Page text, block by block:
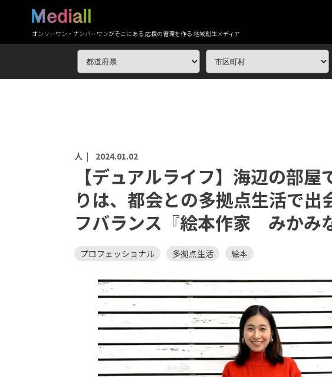
オンリーワン・ナンバーワンがそこにある 応援の循環を作る 地域創生メディア
人 | 2024.01.02
【デュアルライフ】海辺の部屋
りは、都会との多拠点生活で出
フバランス『絵本作家 みかみ
プロフェッショナル 多拠点生活 絵本